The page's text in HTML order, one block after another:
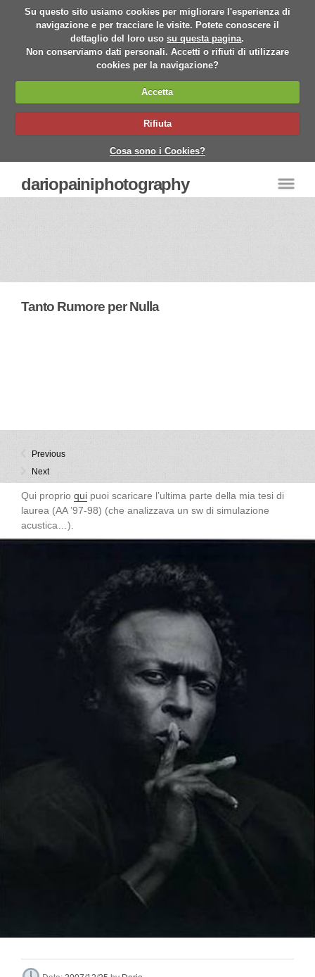
Su questo sito usiamo cookies per migliorare l'esperienza di
navigazione e per tracciare le visite. Potete conoscere il
dettaglio del loro usosu questa pagina.
Non conserviamo dati personali. Accetti o rifiuti di utilizzare
cookies per la navigazione?
Accetta
Rifiuta
Cosa sono i Cookies?
dariopainiphotography
Tanto Rumore per Nulla
Previous
Next
Qui proprio qui puoi scaricare l’ultima parte della mia tesi di
laurea (AA ’97-98) (che analizzava un sw di simulazione
acustica…).